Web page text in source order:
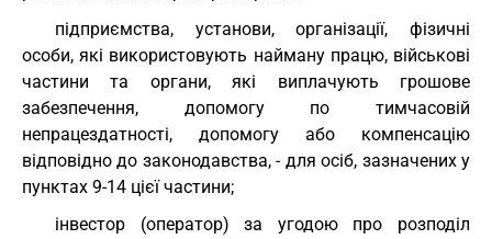
підприємства, установи, організації, фізичні
особи, які використовують найману працю, військові
частини та органи, які виплачують грошове
забезпечення, допомогу по тимчасовій
непрацездатності, допомогу або компенсацію
відповідно до законодавства, - для осіб, зазначених у
пунктах 9-14 цієї частини;
інвестор (оператор) за угодою про розподіл